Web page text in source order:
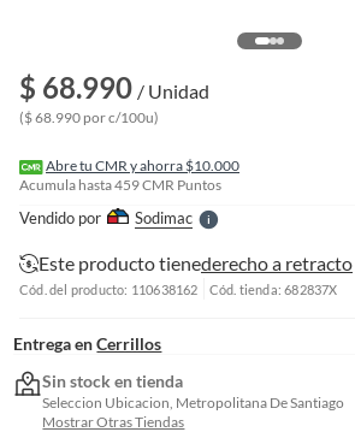
$ 68.990 / Unidad
($ 68.990 por c/100u)
Abre tu CMR y ahorra $10.000
Acumula hasta459CMR Puntos
Vendido por SodimacS
l
l
n
Este producto tienederecho a retracto
Cód. del producto: 110638162 Cód. tienda: 682837X
Entrega en Cerrillos
Sin stock en tienda
Seleccion Ubicacion, Metropolitana De Santiago
Mostrar Otras Tiendas